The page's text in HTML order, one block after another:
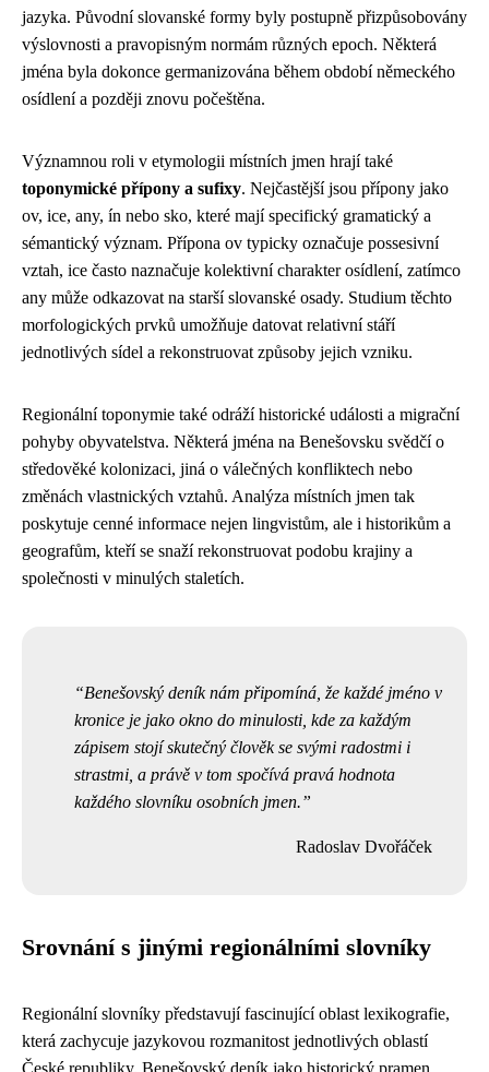
jazyka. Původní slovanské formy byly postupně přizpůsobovány
výslovnosti a pravopisným normám různých epoch. Některá
jména byla dokonce germanizována během období německého
osídlení a později znovu počeštěna.
Významnou roli v etymologii místních jmen hrají také
toponymické přípony a sufixy. Nejčastější jsou přípony jako
ov, ice, any, ín nebo sko, které mají specifický gramatický a
sémantický význam. Přípona ov typicky označuje possesivní
vztah, ice často naznačuje kolektivní charakter osídlení, zatímco
any může odkazovat na starší slovanské osady. Studium těchto
morfologických prvků umožňuje datovat relativní stáří
jednotlivých sídel a rekonstruovat způsoby jejich vzniku.
Regionální toponymie také odráží historické události a migrační
pohyby obyvatelstva. Některá jména na Benešovsku svědčí o
středověké kolonizaci, jiná o válečných konfliktech nebo
změnách vlastnických vztahů. Analýza místních jmen tak
poskytuje cenné informace nejen lingvistům, ale i historikům a
geografům, kteří se snaží rekonstruovat podobu krajiny a
společnosti v minulých staletích.
Benešovský deník nám připomíná, že každé jméno v
kronice je jako okno do minulosti, kde za každým
zápisem stojí skutečný člověk se svými radostmi i
strastmi, a právě v tom spočívá pravá hodnota
každého slovníku osobních jmen.
Radoslav Dvořáček
Srovnání s jinými regionálními slovníky
Regionální slovníky představují fascinující oblast lexikografie,
která zachycuje jazykovou rozmanitost jednotlivých oblastí
České republiky. Benešovský deník jako historický pramen